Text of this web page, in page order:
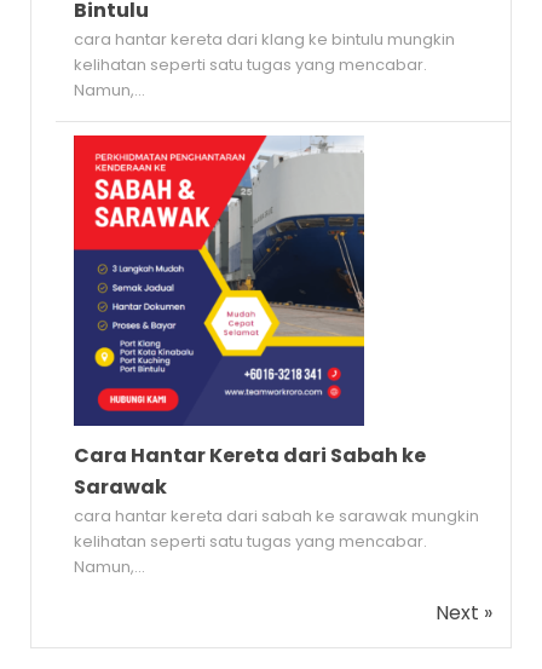
Bintulu
cara hantar kereta dari klang ke bintulu mungkin
kelihatan seperti satu tugas yang mencabar.
Namun,...
Cara Hantar Kereta dari Sabah ke
Sarawak
cara hantar kereta dari sabah ke sarawak mungkin
kelihatan seperti satu tugas yang mencabar.
Namun,...
Next »